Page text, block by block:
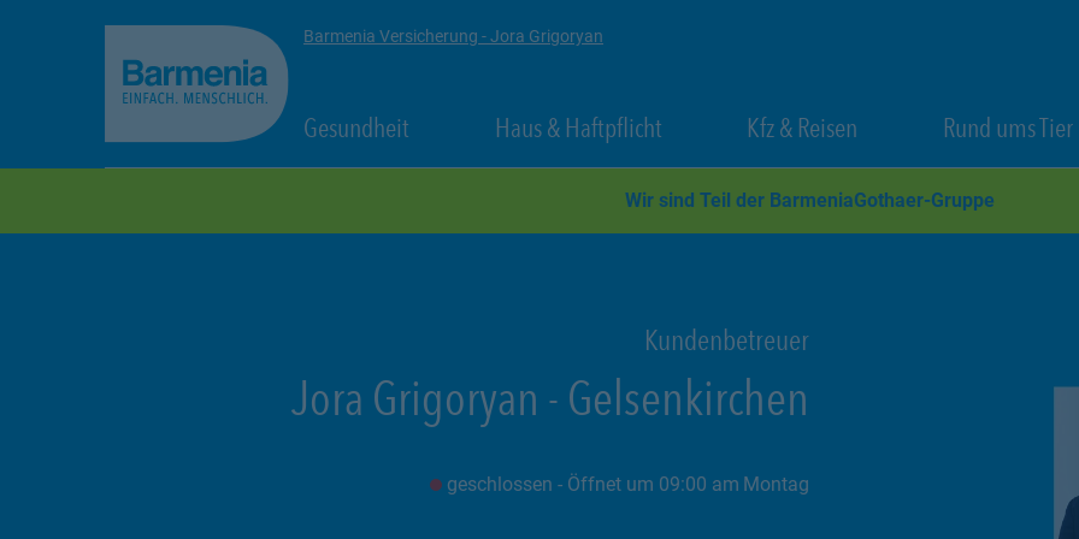
Barmenia Versicherung - Jora Grigoryan
Gesundheit Link Opens in New Tab
Haus & HaftpflichtLink Opens in New Tab
Kfz & Reisen Link Opens in New Tab
Rund ums Tier
Wir sind Teil der BarmeniaGothaer-Gruppe
Kundenbetreuer
Jora Grigoryan - Gelsenkirchen
geschlossen - Öffnet um 09:00 Montag